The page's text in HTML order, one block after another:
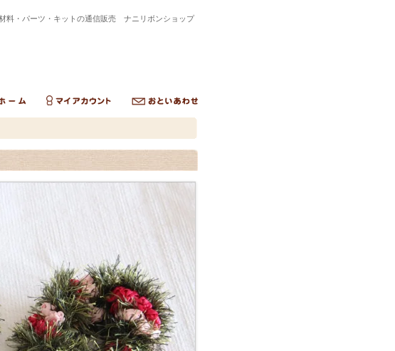
料・パーツ・キットの通信販売 ナニリボンショップ